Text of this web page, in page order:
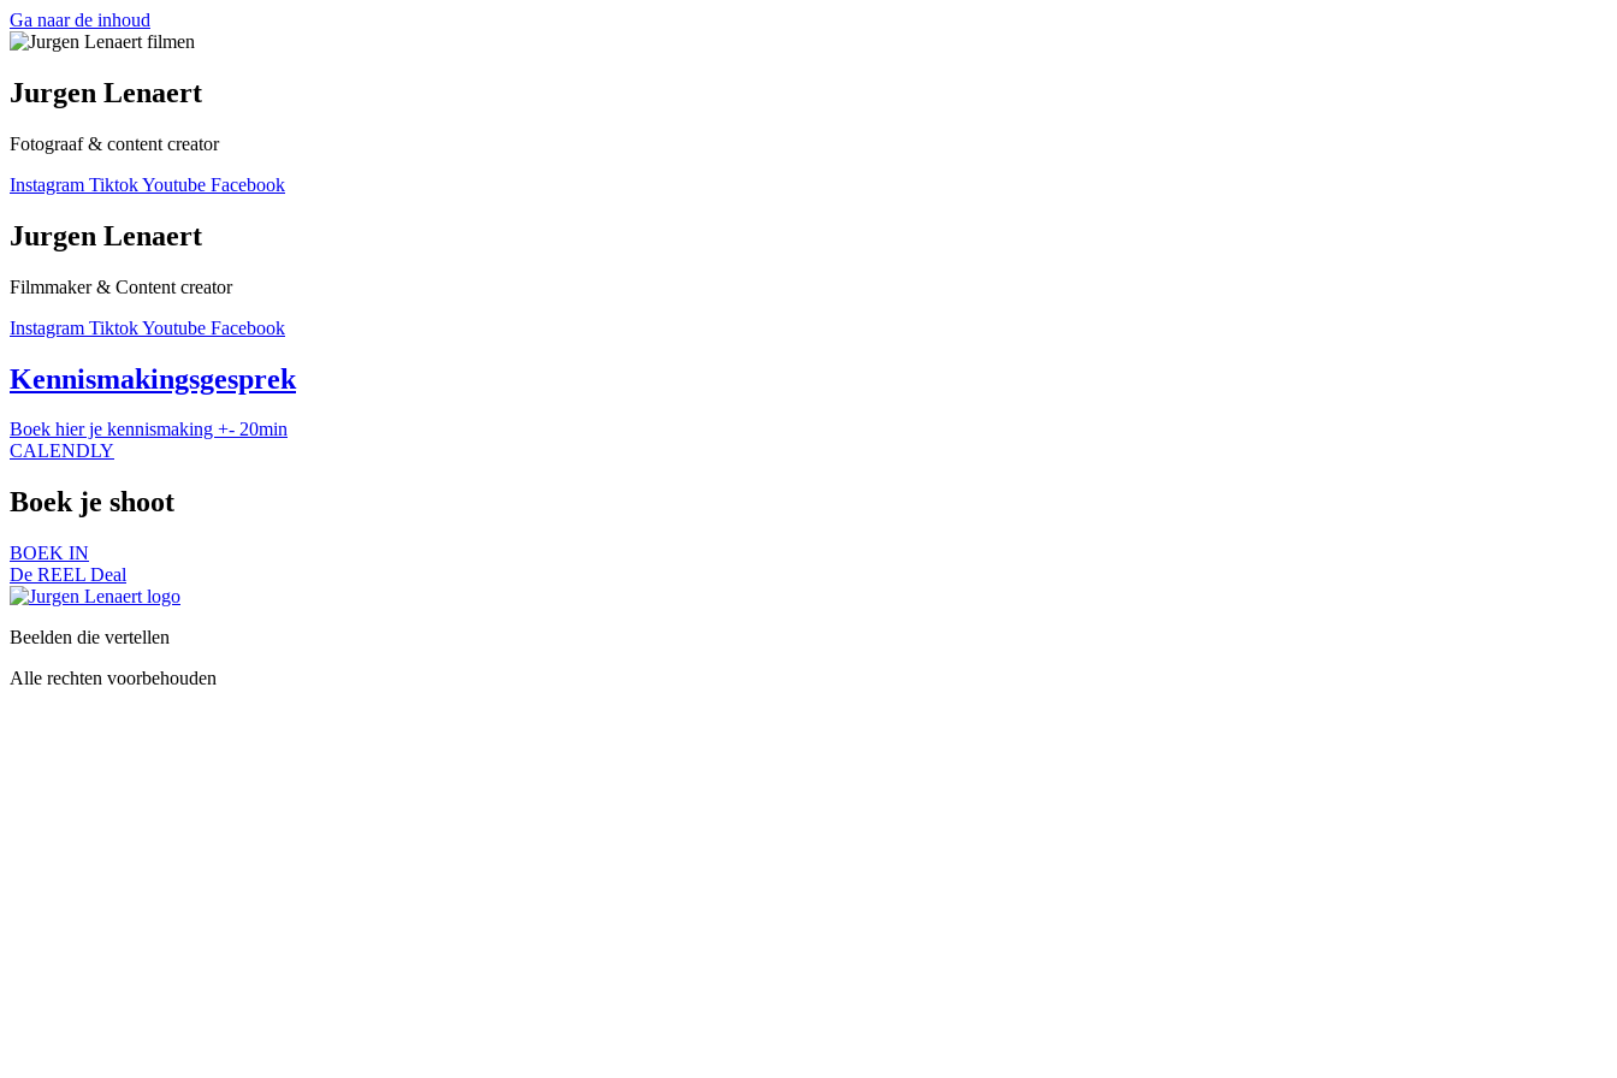
Ga naar de inhoud
Jurgen Lenaert
Fotograaf & content creator
Instagram TiktokYoutube Facebook
Jurgen Lenaert
Filmmaker & Content creator
Instagram TiktokYoutube Facebook
Kennismakingsgesprek
Boek hier je kennismaking +- 20min
CALENDLY
Boek je shoot
BOEK IN
De REEL Deal
Beelden die vertellen
Alle rechten voorbehouden